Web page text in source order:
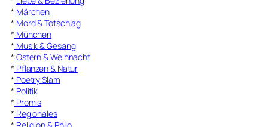
* Märchen
* Mord & Totschlag
* München
* Musik & Gesang
* Ostern & Weihnacht
* Pflanzen & Natur
* Poetry Slam
* Politik
* Promis
* Regionales